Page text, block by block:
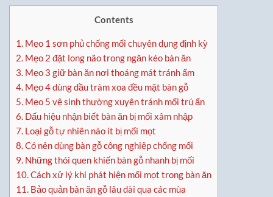
Contents
1. Mẹo 1 sơn phủ chống mối chuyên dụng định kỳ
2. Mẹo 2 đặt long não trong ngăn kéo bàn ăn
3. Mẹo 3 giữ bàn ăn nơi thoáng mát tránh ẩm
4. Mẹo 4 dùng dầu tràm xoa đều mặt bàn gỗ
5. Mẹo 5 vệ sinh thường xuyên tránh mối trú ẩn
6. Dấu hiệu nhận biết bàn ăn bị mối xâm nhập
7. Loại gỗ tự nhiên nào ít bị mối mọt
8.Có nên dùng bàn gỗ công nghiệp chống mối
9. Những thói quen khiến bàn gỗ nhanh bị mối
10.Cách xử lý khi phát hiện mối mọt trong bàn ăn
11. Bảo quản bàn ăn gỗ lâu dài qua các mùa